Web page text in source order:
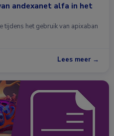
andexanet alfa in het
tijdens het gebruik van apixaban
Lees meer →